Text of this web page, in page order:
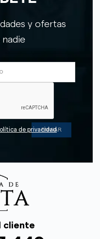
y ofertas
de privacidad
cliente